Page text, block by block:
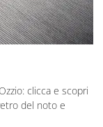
clicca e scopri
del noto e